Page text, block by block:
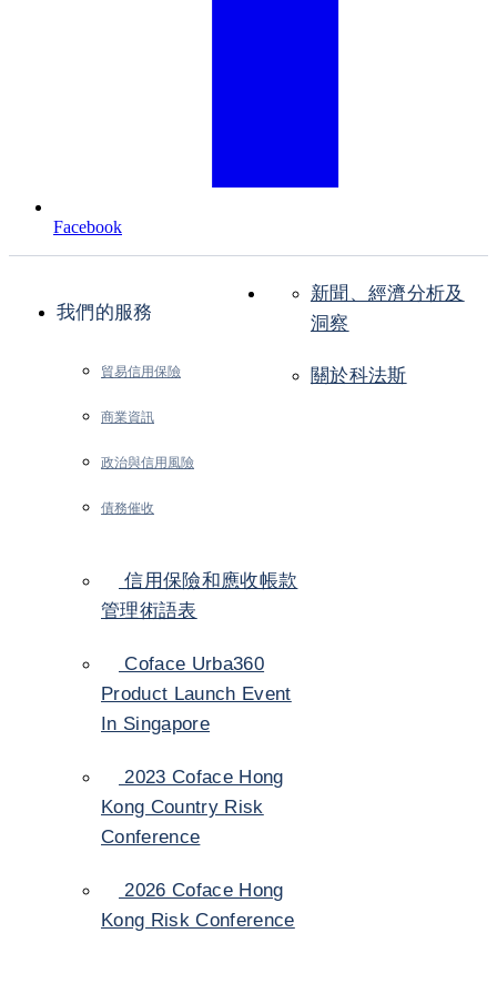
Facebook
我們的服務
貿易信用保險
商業資訊
政治與信用風險
債務催收
新聞、經濟分析及
洞察
關於科法斯
信用保險和應收帳款
管理術語表
Coface Urba360
Product Launch Event
In Singapore
2023 Coface Hong
Kong Country Risk
Conference
2026 Coface Hong
Kong Risk Conference